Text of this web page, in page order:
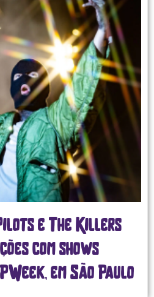
e The Killers
com shows
em São Paulo